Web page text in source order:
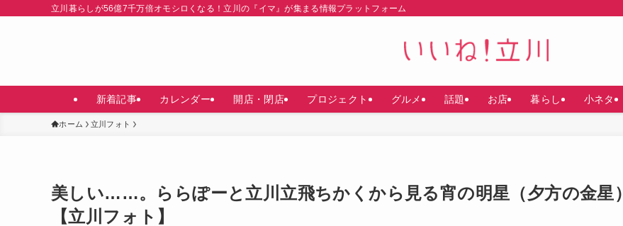
立川暮らしが56億7千万倍オモシロくなる！立川の『イマ』が集まる情報プラットフォーム
新着記事 カレンダー 開店・閉店 プロジェクト グルメ 話題 お店 暮らし 小ネタ
ホーム 立川フォト
美しい……。ららぽーと立川立飛ちかくから見る宵の明星（夕方の金星）
【立川フォト】